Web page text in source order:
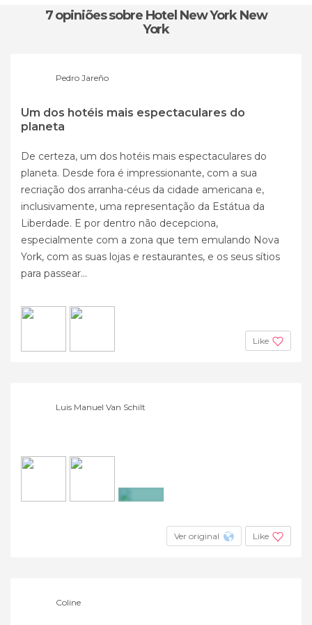
7 opiniõessobre Hotel New York New
York
Pedro Jareño
Um dos hotéis mais espectaculares do
planeta
De certeza, um dos hotéis mais espectaculares do
planeta. Desde fora é impressionante, com a sua
recriação dos arranha-céus da cidade americana e,
inclusivamente, uma representação da Estátua da
Liberdade. E por dentro não decepciona,
especialmente com a zona que tem emulando Nova
York, com as suas lojas e restaurantes, e os seus sítios
para passear...
Like
Luis Manuel Van Schilt
Ver original Like
Coline